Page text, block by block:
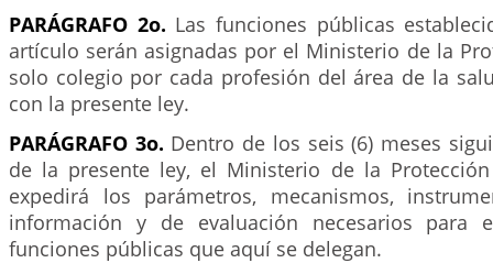
PARÁGRAFO 2o. Las funciones públicas
artículo serán asignadas por el Ministerio de la
solo colegio por cada profesión del área de la
con la presente ley.
PARÁGRAFO 3o. Dentro de los seis (6) meses
de la presente ley, el Ministerio de la
expedirá los parámetros, mecanismos,
información y de evaluación necesarios para
funciones públicas que aquí se delegan.